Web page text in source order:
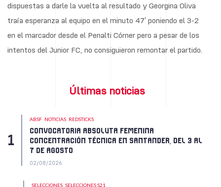
dispuestas a darle la vuelta al resultado y Georgina Oliva
traía esperanza al equipo en el minuto 47′ poniendo el 3-2
en el marcador desde el Penalti Córner pero a pesar de los
intentos del Junior FC, no consiguieron remontar el partido.
Últimas noticias
ABSF NOTICIAS REDSTICKS
CONVOCATORIA ABSOLUTA FEMENINA
CONCENTRACIÓN TÉCNICA EN SANTANDER, DEL 3 AL
7 DE AGOSTO
02/08/2026
SELECCIONES SELECCIONES S21